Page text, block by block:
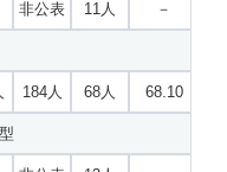
非公表 11人 －
184人 68人 68.10